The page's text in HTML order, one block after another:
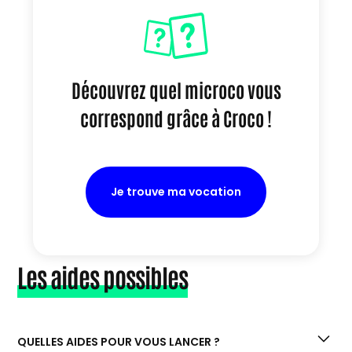
Découvrez quel microco vous
correspond grâce à Croco !
Je trouve ma vocation
Les aides possibles
QUELLES AIDES POUR VOUS LANCER ?